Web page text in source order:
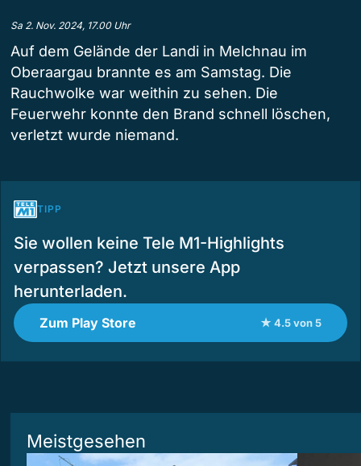
Sa 2. Nov. 2024, 17.00 Uhr
Auf dem Gelände der Landi in Melchnau im
Oberaargau brannte es am Samstag. Die
Rauchwolke war weithin zu sehen. Die
Feuerwehr konnte den Brand schnell löschen,
verletzt wurde niemand.
TIPP
Sie wollen keine Tele M1-Highlights
verpassen? Jetzt unsere App
herunterladen.
Zum Play Store ★ 4.5 von 5
Meistgesehen